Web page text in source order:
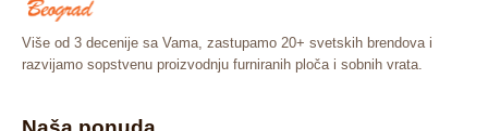
Više od 3 decenije sa Vama, zastupamo 20+ svetskih brendova i
razvijamo sopstvenu proizvodnju furniranih ploča i sobnih vrata.